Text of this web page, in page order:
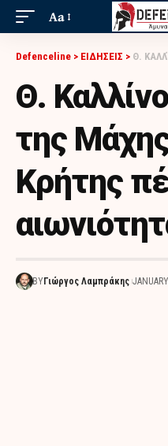
Aa
Defenceline > ΕΙΔΗΣΕΙΣ > Θ.
Θ.
της
Κρήτης
BY Γιώργος Λαμπράκης